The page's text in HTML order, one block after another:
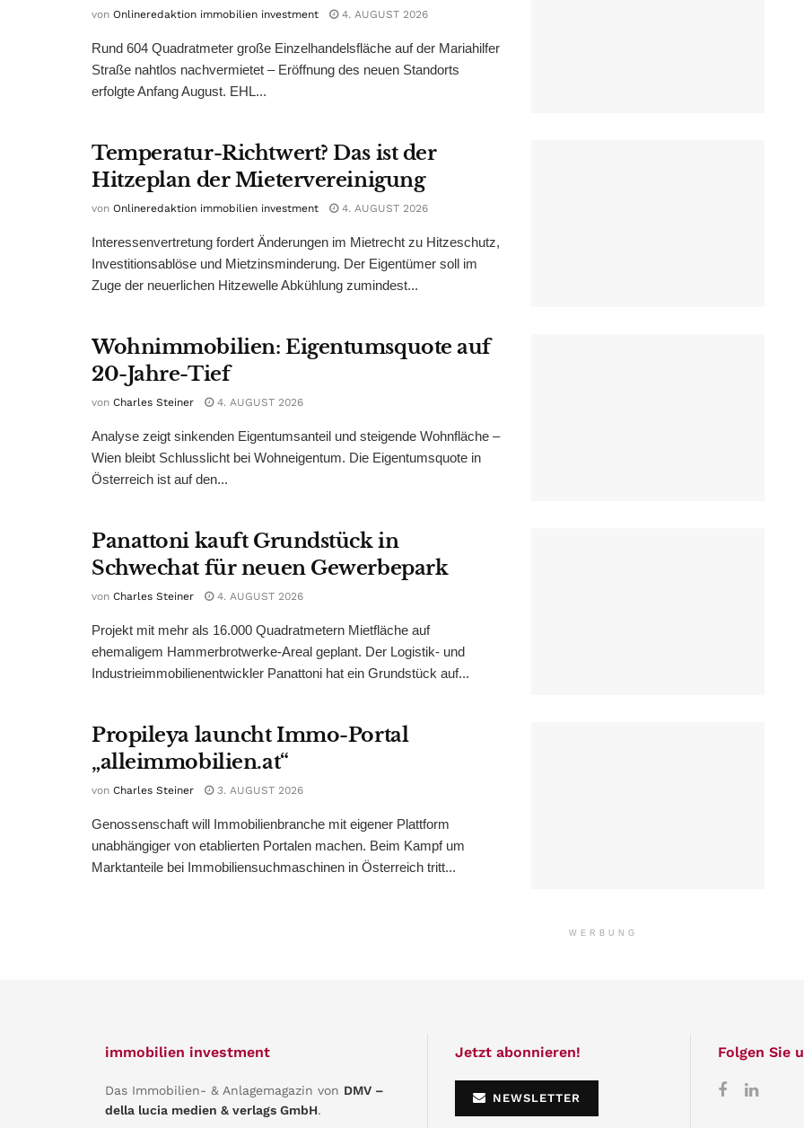
von Onlineredaktion immobilien investment 4. AUGUST 2026
Rund 604 Quadratmeter große Einzelhandelsfläche auf der Mariahilfer
Straße nahtlos nachvermietet – Eröffnung des neuen Standorts
erfolgte Anfang August. EHL...
Temperatur-Richtwert? Das ist der
Hitzeplan der Mietervereinigung
von Onlineredaktion immobilien investment 4. AUGUST 2026
Interessenvertretung fordert Änderungen im Mietrecht zu Hitzeschutz,
Investitionsablöse und Mietzinsminderung. Der Eigentümer soll im
Zuge der neuerlichen Hitzewelle Abkühlung zumindest...
Wohnimmobilien: Eigentumsquote auf
20-Jahre-Tief
von Charles Steiner 4. AUGUST 2026
Analyse zeigt sinkenden Eigentumsanteil und steigende Wohnfläche –
Wien bleibt Schlusslicht bei Wohneigentum. Die Eigentumsquote in
Österreich ist auf den...
Panattoni kauft Grundstück in
Schwechat für neuen Gewerbepark
von Charles Steiner 4. AUGUST 2026
Projekt mit mehr als 16.000 Quadratmetern Mietfläche auf
ehemaligem Hammerbrotwerke-Areal geplant. Der Logistik- und
Industrieimmobilienentwickler Panattoni hat ein Grundstück auf...
Propileya launcht Immo-Portal
„alleimmobilien.at“
von Charles Steiner 3. AUGUST 2026
Genossenschaft will Immobilienbranche mit eigener Plattform
unabhängiger von etablierten Portalen machen. Beim Kampf um
Marktanteile bei Immobiliensuchmaschinen in Österreich tritt...
WERBUNG
immobilien investment
Das Immobilien- & Anlagemagazin von DMV –
della lucia medien & verlags GmbH.
Jetzt abonnieren!
NEWSLETTER
Folgen Sie